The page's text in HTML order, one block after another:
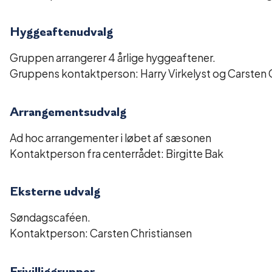
Hyggeaftenudvalg
Gruppen arrangerer 4 årlige hyggeaftener.
Gruppens kontaktperson: Harry Virkelyst og Carsten
Arrangementsudvalg
Ad hoc arrangementer i løbet af sæsonen
Kontaktperson fra centerrådet: Birgitte Bak
Eksterne udvalg
Søndagscaféen.
Kontaktperson: Carsten Christiansen